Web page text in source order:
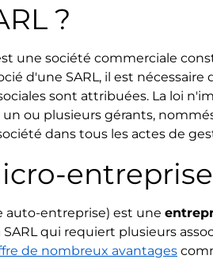
?
une société commerciale
d'une SARL, il est
sont attribuées. La loi
ou plusieurs gérants,
dans tous les actes de
auto-entreprise) est une
SARL qui requiert plusieurs
de nombreux avantages